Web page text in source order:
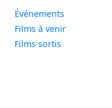
Événements
Films à venir
Films sortis